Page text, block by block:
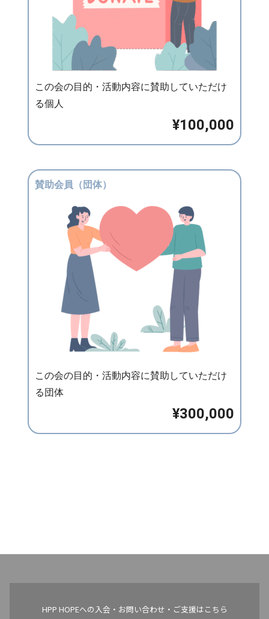
この会の目的・活動内容に賛助していただけ
る個人
¥100,000
賛助会員（団体）
この会の目的・活動内容に賛助していただけ
る団体
¥300,000
HPP HOPEへの入会・お問い合わせ・ご支援はこちら